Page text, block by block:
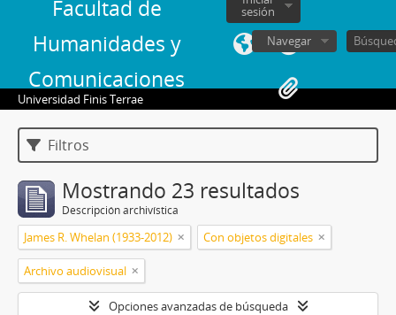
Facultad de
Humanidades y
Comunicaciones
sesión
Navegar
Universidad Finis Terrae
Filtros
Mostrando 23 resultados
Descripción archivística
James R. Whelan (1933-2012) Con objetos digitales
Archivo audiovisual
Opciones avanzadas de búsqueda